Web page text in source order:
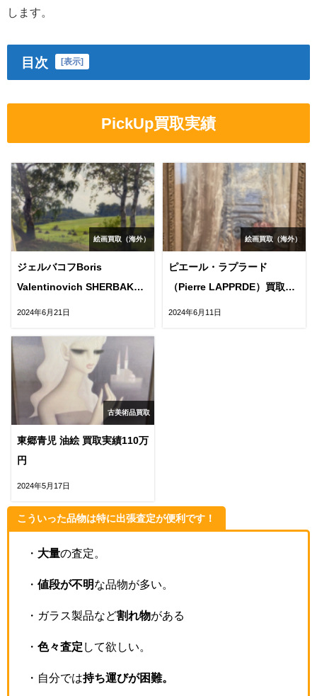
します。
目次 [表示]
PickUp買取実績
絵画買取（海外）
ジェルバコフBoris
Valentinovich SHERBAKOV
買取実績68万円
2024年6月21日
絵画買取（海外）
ピエール・ラプラード
（Pierre LAPPRDE）買取実
績7万円
2024年6月11日
古美術品買取
東郷青児 油絵 買取実績110万
円
2024年5月17日
こういった品物は特に出張査定が便利です！
・ 大量の査定。
・ 値段が不明な品物が多い。
・ガラス製品など割れ物がある
・ 色々査定 して欲しい。
・自分では持ち運びが困難。